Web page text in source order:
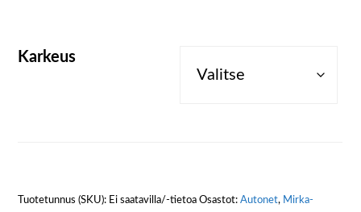
Karkeus
Tuotetunnus (SKU): Ei saatavilla/-tietoa Osastot:Autonet, Mirka-